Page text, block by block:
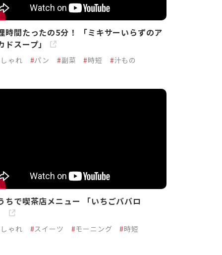
時間たったの5分！ 「ミキサーいらずのア
ドスープ」
ゃれ #パン #副菜 #時短 #汁もの
ちで喫茶店メニュー 「いちごババロ
ゃれ #スイーツ #モーニング #時短